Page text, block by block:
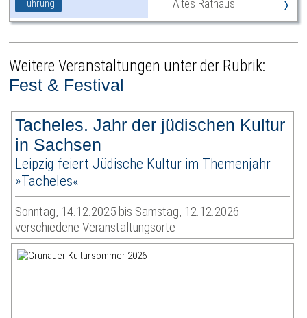
Führung
Altes Rathaus
Weitere Veranstaltungen unter der Rubrik:
Fest & Festival
Tacheles. Jahr der jüdischen Kultur
in Sachsen
Leipzig feiert Jüdische Kultur im Themenjahr
»Tacheles«
Sonntag, 14.12.2025 bis Samstag, 12.12.2026
verschiedene Veranstaltungsorte